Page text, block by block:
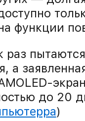
функции
раз
а
до 20
)